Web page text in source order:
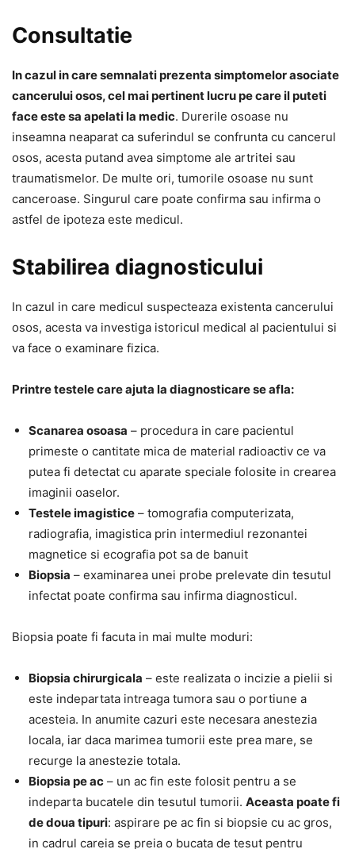
Consultatie
In cazul in care semnalati prezenta simptomelor asociate
cancerului osos, cel mai pertinent lucru pe care il puteti
face este sa apelati la medic. Durerile osoase nu
inseamna neaparat ca suferindul se confrunta cu cancerul
osos, acesta putand avea simptome ale artritei sau
traumatismelor. De multe ori, tumorile osoase nu sunt
canceroase. Singurul care poate confirma sau infirma o
astfel de ipoteza este medicul.
Stabilirea diagnosticului
In cazul in care medicul suspecteaza existenta cancerului
osos, acesta va investiga istoricul medical al pacientului si
va face o examinare fizica.
Printre testele care ajuta la diagnosticare se afla:
Scanarea osoasa – procedura in care pacientul
primeste o cantitate mica de material radioactiv ce va
putea fi detectat cu aparate speciale folosite in crearea
imaginii oaselor.
Testele imagistice – tomografia computerizata,
radiografia, imagistica prin intermediul rezonantei
magnetice si ecografia pot sa de banuit
Biopsia – examinarea unei probe prelevate din tesutul
infectat poate confirma sau infirma diagnosticul.
Biopsia poate fi facuta in mai multe moduri:
Biopsia chirurgicala – este realizata o incizie a pielii si
este indepartata intreaga tumora sau o portiune a
acesteia. In anumite cazuri este necesara anestezia
locala, iar daca marimea tumorii este prea mare, se
recurge la anestezie totala.
Biopsia pe ac – un ac fin este folosit pentru a se
indeparta bucatele din tesutul tumorii. Aceasta poate fi
de doua tipuri: aspirare pe ac fin si biopsie cu ac gros,
in cadrul careia se preia o bucata de tesut pentru